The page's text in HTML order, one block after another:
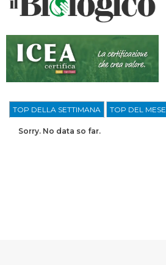
TOP DELLA SETTIMANA TOP DEL MESE
Sorry. No data so far.